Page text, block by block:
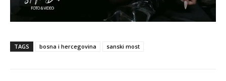
TAGS bosna i hercegovina sanski most